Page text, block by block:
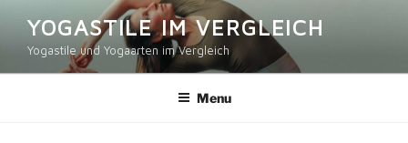
contenuto
YOGASTILE IM VERGLEICH
Yogastile und Yogaarten im Vergleich
Menu